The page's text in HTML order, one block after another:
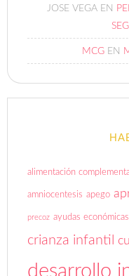
JOSE VEGAEN
MCGEN
alimentación
amniocentesis apego
precoz ayudas económicas
crianza infantil
desarrollo